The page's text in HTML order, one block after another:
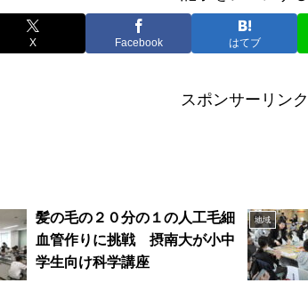
X Facebook はてブ
スポンサーリンク
髪の毛の２０分の１の人工毛細
血管作りに挑戦 摂南大が小中
学生向け科学講座
地域